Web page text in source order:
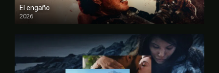
El engaño
2026
FULL HD